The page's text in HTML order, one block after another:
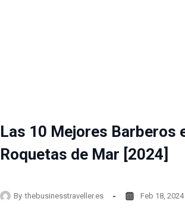
Las 10 Mejores Barberos
Roquetas de Mar [2024]
By thebusinesstraveller.es Feb 18, 2024